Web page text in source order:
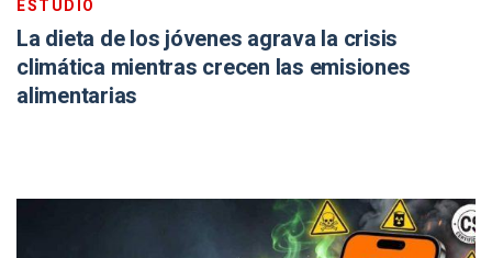
ESTUDIO
La dieta de los jóvenes agrava la crisis
climática mientras crecen las emisiones
alimentarias